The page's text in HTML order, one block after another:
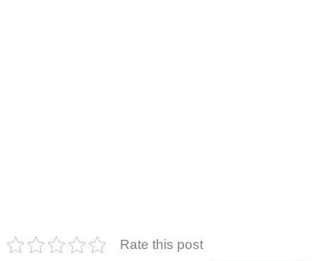
Rate this post